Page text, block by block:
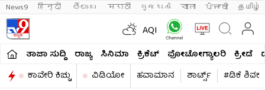
News9 हिन्दी తెలుగు मराठी ગુજરાતી বাংলা ਪੰਜਾਬੀ தமிழ்
AQI
ತಾಜಾ ಸುದ್ದಿ ರಾಜ್ಯ ಸಿನಿಮಾ ಕ್ರಿಕೆಟ್​ ಫೋಟೋಗ್ಯಾಲರಿ ಕ್ರೀಡೆ
ಕಾವೇರಿ ಕಿಚ್ಚು
ವಿಡಿಯೋ ಹವಾಮಾನ ಶಾರ್ಟ್ಸ್​
#ಡಿಕೆ